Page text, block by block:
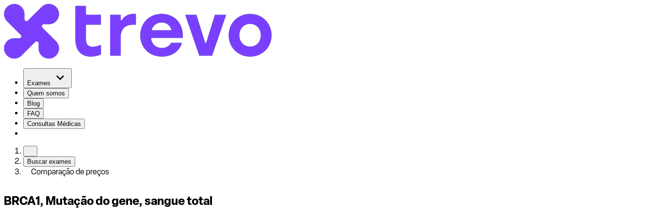
Exames
Quem somos
Blog
FAQ
Consultas Médicas
Buscar exames
Comparação de preços
BRCA1, Mutação do gene, sangue total